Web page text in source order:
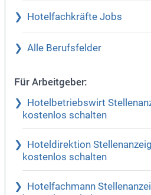
Hotelfachkräfte Jobs
Alle Berufsfelder
Für Arbeitgeber:
Hotelbetriebswirt
kostenlos schalten
Hoteldirektion
kostenlos schalten
Hotelfachmann